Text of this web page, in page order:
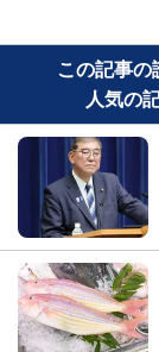
この記事の
人気の